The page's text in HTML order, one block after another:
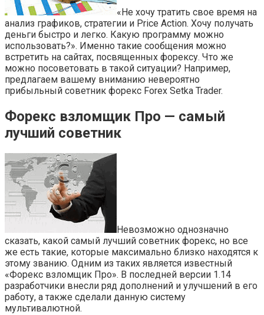
«Не хочу тратить свое время на
анализ графиков, стратегии и Price Action. Хочу получать
деньги быстро и легко. Какую программу можно
использовать?». Именно такие сообщения можно
встретить на сайтах, посвященных форексу. Что же
можно посоветовать в такой ситуации? Например,
предлагаем вашему вниманию невероятно
прибыльный советник форекс Forex Setka Trader.
Форекс взломщик Про — самый
лучший советник
Невозможно однозначно
сказать, какой самый лучший советник форекс, но все
же есть такие, которые максимально близко находятся к
этому званию. Одним из таких является известный
«Форекс взломщик Про». В последней версии 1.14
разработчики внесли ряд дополнений и улучшений в его
работу, а также сделали данную систему
мультивалютной.